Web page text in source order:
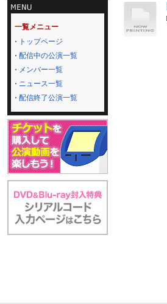
一覧メニュー
トップページ
配信中の公演一覧
メンバー一覧
ニュース一覧
配信終了公演一覧